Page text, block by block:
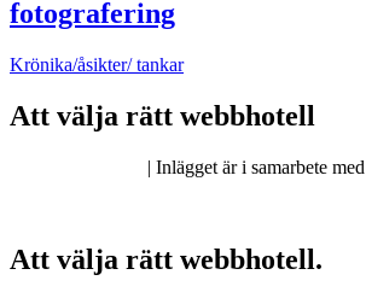
Krönika/åsikter/ tankar
Att välja rätt webbhotell
| Inlägget är i samarbete med
Att välja rätt webbhotell.